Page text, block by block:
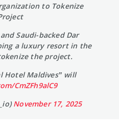
to Tokenize
Saudi-backed Dar
a luxury resort in the
the project.
Hotel Maldives” will
CmZFh9alC9
November 17, 2025